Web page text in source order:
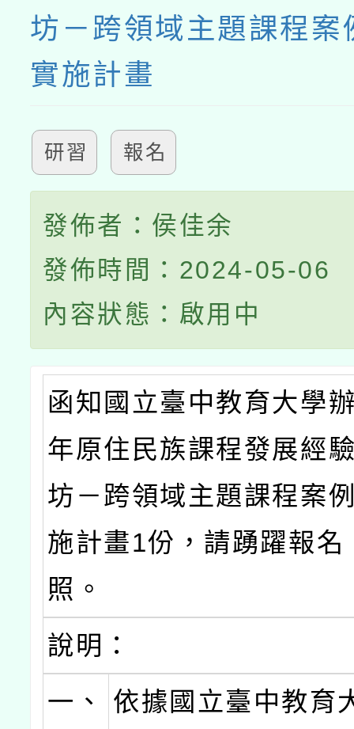
坊－跨領域主題課程案
實施計畫
研習 報名
發佈者：侯佳余
發佈時間：2024-05-06
內容狀態：啟用中
函知國立臺中教育大學
年原住民族課程發展經
坊－跨領域主題課程案
施計畫1份，請踴躍報名
照。
說明：
一、
依據國立臺中教育